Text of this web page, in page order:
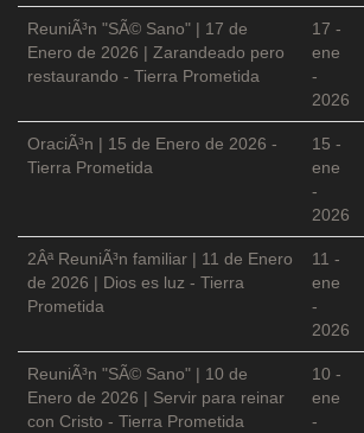
ReuniÃ³n "SÃ© Sano" | 17 de
Enero de 2026 | Zarandeado pero
restaurando - Tierra Prometida
17 -
ene
-
2026
OraciÃ³n | 15 de Enero de 2026 -
Tierra Prometida
15 -
ene
-
2026
2Âª ReuniÃ³n familiar | 11 de Enero
de 2026 | Dios es luz - Tierra
Prometida
11 -
ene
-
2026
ReuniÃ³n "SÃ© Sano" | 10 de
Enero de 2026 | Servir para reinar
con Cristo - Tierra Prometida
10 -
ene
-